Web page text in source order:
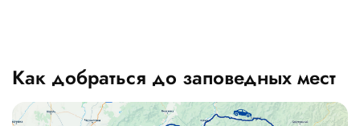
Как добраться до заповедных мест